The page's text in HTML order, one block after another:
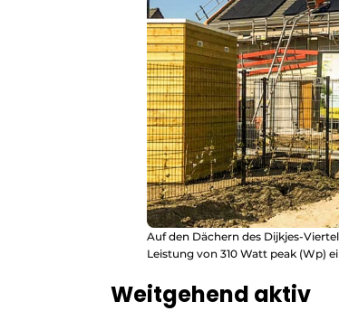
Auf den Dächern des Dijkjes-
Leistung von 310 Watt peak (Wp)
Weitgehend aktiv